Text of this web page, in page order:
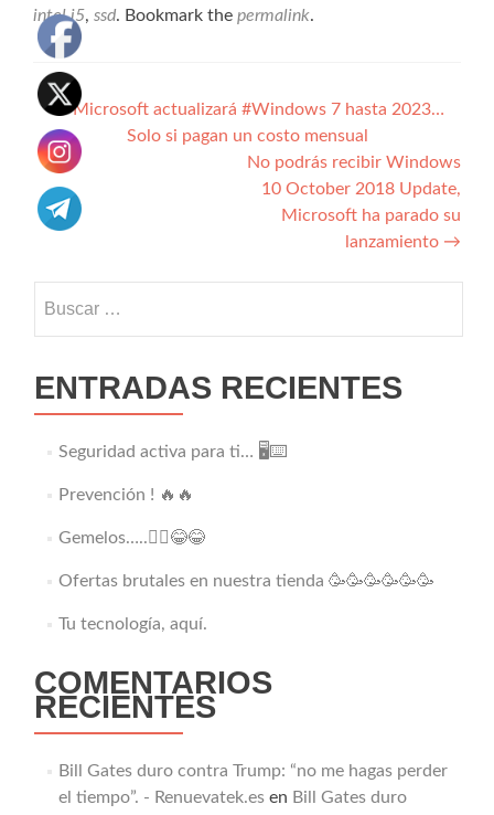
intel i5, ssd. Bookmark the permalink.
Navegación
de
entradas
←Microsoft actualizará #Windows 7 hasta 2023…
Solo si pagan un costo mensual
No podrás recibir Windows
10 October 2018 Update,
Microsoft ha parado su
lanzamiento →
ENTRADAS RECIENTES
Seguridad activa para ti… 🖥️⌨️
Prevención ! 🔥🔥
Gemelos…..👯‍♂️😂😂
Ofertas brutales en nuestra tienda 🥳🥳🥳🥳🥳🥳
Tu tecnología, aquí.
COMENTARIOS
RECIENTES
Bill Gates duro contra Trump: “no me hagas perder
el tiempo”. - Renuevatek.esen Bill Gates duro